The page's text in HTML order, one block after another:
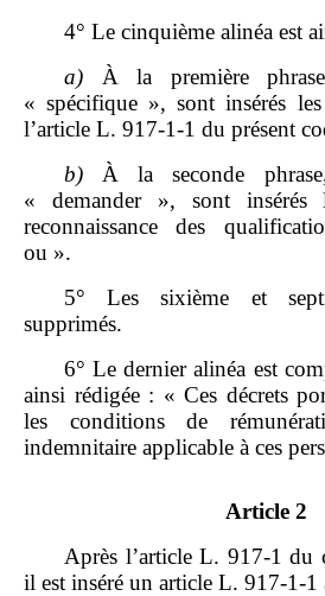
4° Le cinquième alinéa est
a) À la première
« spécifique », sont insérés
l’article L. 917‑1‑1 du présent
b) À la seconde
« demander », sont
reconnaissance des
ou ».
5° Les sixième et
supprimés.
6° Le dernier alinéa est
ainsi rédigée : « Ces décrets
les conditions de
indemnitaire applicable à ces
Article 2
Après l’article L. 917‑1 du
il est inséré un article L.